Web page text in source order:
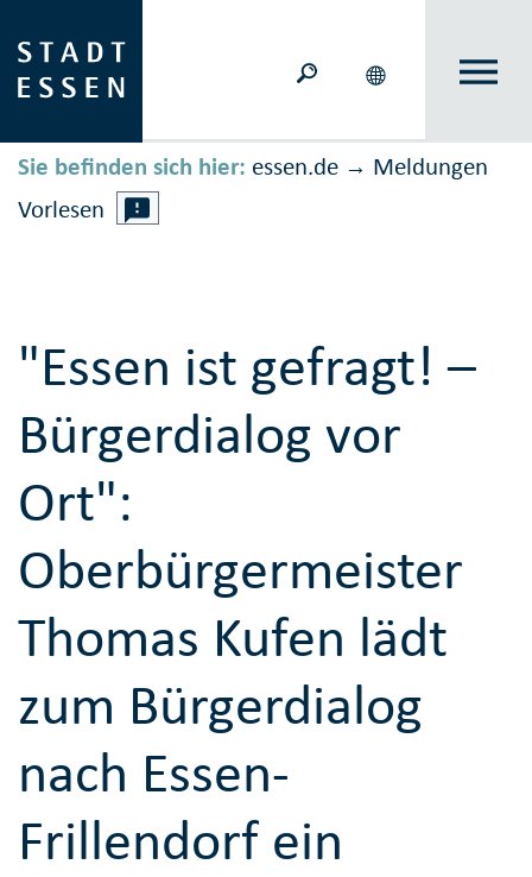
Sie befinden sich hier: essen.de → Meldungen
Vorlesen
"Essen ist gefragt! –
Bürgerdialog vor
Ort":
Oberbürgermeister
Thomas Kufen lädt
zum Bürgerdialog
nach Essen-
Frillendorf ein